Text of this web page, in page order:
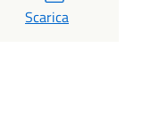
Scarica